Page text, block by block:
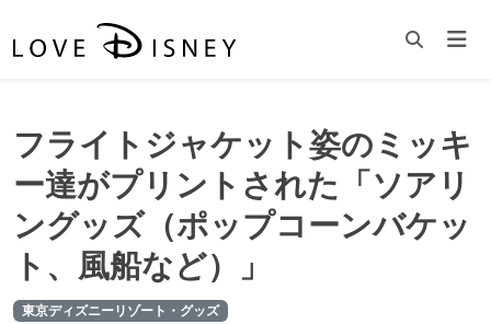
フライトジャケット姿のミッキ
ー達がプリントされた「ソアリ
ングッズ（ポップコーンバケッ
ト、風船など）」
東京ディズニーリゾート・グッズ